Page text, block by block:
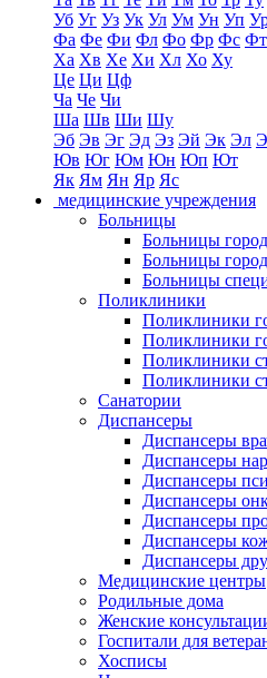
Уб Уг Уз Ук Ул Ум Ун Уп
Фа Фе Фи Фл Фо Фр Фс Фт
Ха Хв Хе Хи Хл Хо Ху
Це Ци Цф
Ча Че Чи
Ша Шв Ши Шу
Эб Эв Эг Эд Эз Эй Эк Эл
Юв Юг Юм Юн Юп Ют
Як Ям Ян Яр Яс
медицинские учреждения
Больницы
Больницы
Больницы
Больницы
Поликлиники
Поликлиники
Поликлиники
Поликлиники
Поликлиники
Санатории
Диспансеры
Диспансеры
Диспансеры
Диспансеры
Диспансеры
Диспансеры
Диспансеры
Диспансеры
Медицинские центры
Родильные дома
Женские
Госпитали для
Хосписы